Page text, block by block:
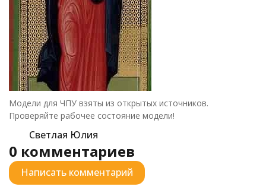
Модели для ЧПУ взяты из открытых источников.
Проверяйте рабочее состояние модели!
Светлая Юлия
0 комментариев
Написать комментарий